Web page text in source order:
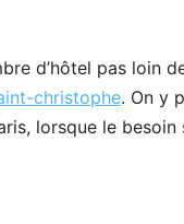
d’hôtel pas loin
christophe. On y
lorsque le